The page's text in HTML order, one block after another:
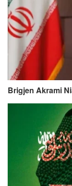
Brigjen Akrami